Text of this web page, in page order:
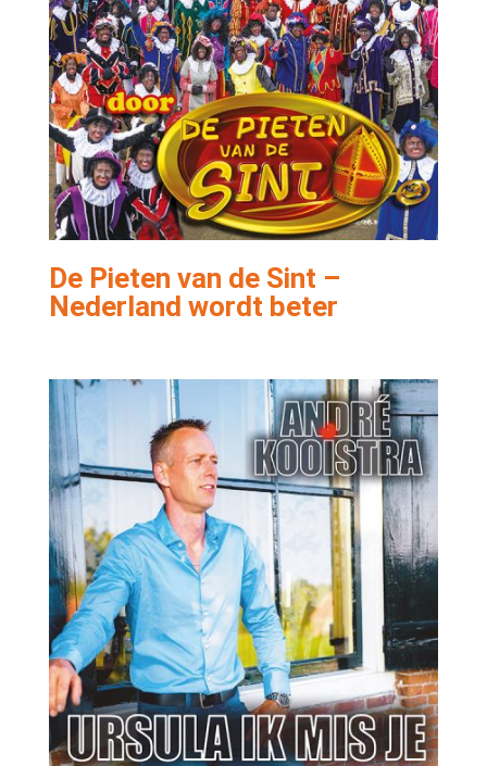
De Pieten van de Sint –
Nederland wordt beter